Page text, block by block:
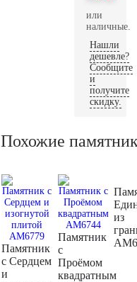
или
наличные.
Нашли
дешевле?
Сообщите
и
получите
скидку.
Похожие
Памятник
с Сердцем
и
Памятник
с
Проёмом
квадратным
из